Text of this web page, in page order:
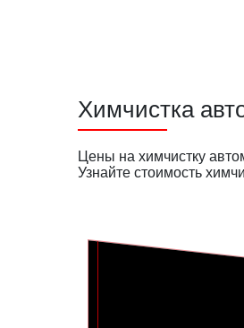
Химчистка
Цены на химчистку
Узнайте стоимость